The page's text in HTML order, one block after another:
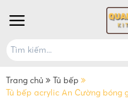
Trang chủ
Tủ bếp
Tủ bếp acrylic An Cường